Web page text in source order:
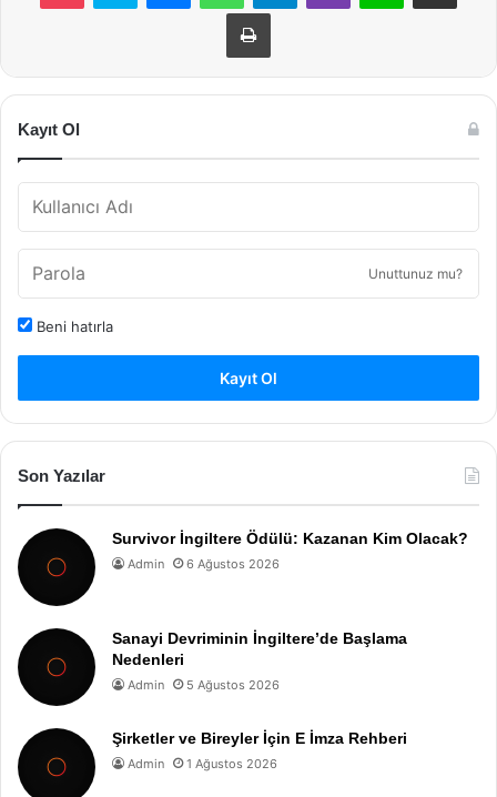
Yazdır
Kayıt Ol
Unuttunuz mu?
Beni hatırla
Kayıt Ol
Son Yazılar
Survivor İngiltere Ödülü: Kazanan Kim Olacak?
Admin 6 Ağustos 2026
Sanayi Devriminin İngiltere’de Başlama
Nedenleri
Admin 5 Ağustos 2026
Şirketler ve Bireyler İçin E İmza Rehberi
Admin 1 Ağustos 2026